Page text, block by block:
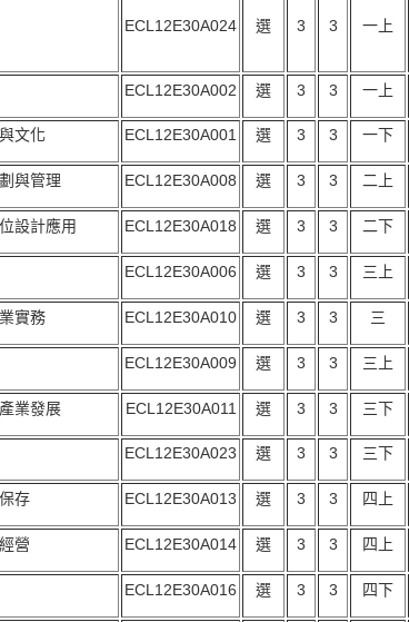
ECL12E30A024 選 3 3 一上
ECL12E30A002 選 3 3 一上
文化 ECL12E30A001 選 3 3 一下
與管理 ECL12E30A008 選 3 3 二上
設計應用 ECL12E30A018 選 3 3 二下
ECL12E30A006 選 3 3 三上
實務 ECL12E30A010 選 3 3 三
ECL12E30A009 選 3 3 三上
業發展 ECL12E30A011 選 3 3 三下
ECL12E30A023 選 3 3 三下
存 ECL12E30A013 選 3 3 四上
營 ECL12E30A014 選 3 3 四上
ECL12E30A016 選 3 3 四下